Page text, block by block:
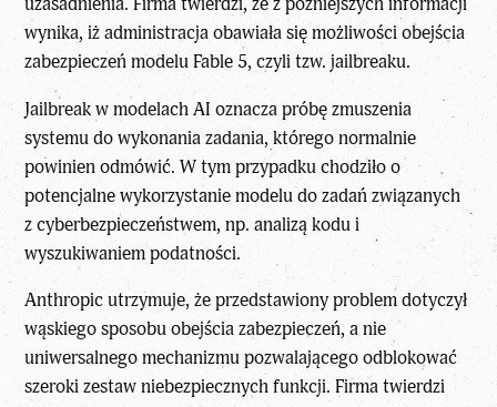
wynika, iż administracja obawiała się możliwości obejścia
zabezpieczeń modelu Fable 5, czyli tzw. jailbreaku.
Jailbreak w modelach AI oznacza próbę zmuszenia
systemu do wykonania zadania, którego normalnie
powinien odmówić. W tym przypadku chodziło o
potencjalne wykorzystanie modelu do zadań związanych
z cyberbezpieczeństwem, np. analizą kodu i
wyszukiwaniem podatności.
Anthropic utrzymuje, że przedstawiony problem dotyczył
wąskiego sposobu obejścia zabezpieczeń, a nie
uniwersalnego mechanizmu pozwalającego odblokować
szeroki zestaw niebezpiecznych funkcji. Firma twierdzi